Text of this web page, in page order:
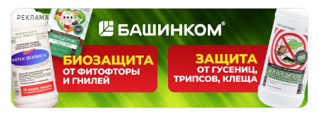
РЕКЛАМА